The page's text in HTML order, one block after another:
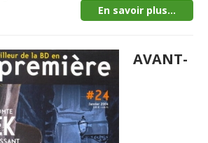
En savoir plus...
AVANT-